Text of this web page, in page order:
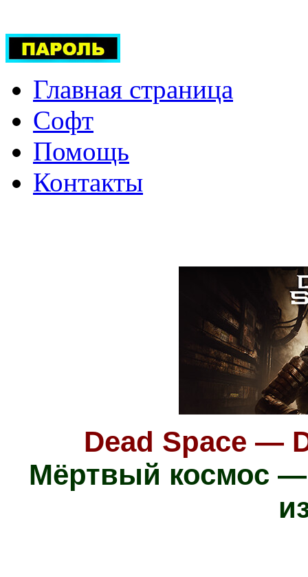
Главная страница
Софт
Помощь
Контакты
Dead Space —
Мёртвый космос